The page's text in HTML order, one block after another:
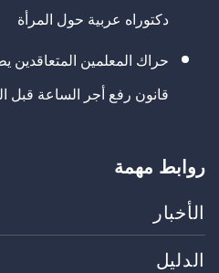
دكتوراه عربية حول المرأة
حراك المعلمين المتعاقدين
قانون رفع أجر الساعة قبل
روابط مهمة
الأخبار
الدليل